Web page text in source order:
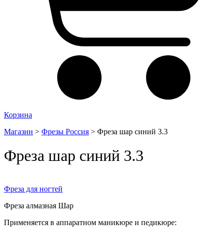
Корзина
Магазин > Фрезы Россия > Фреза шар синий 3.3
Фреза шар синий 3.3
Фреза для ногтей
Фреза алмазная Шар
Применяется в аппаратном маникюре и педикюре: